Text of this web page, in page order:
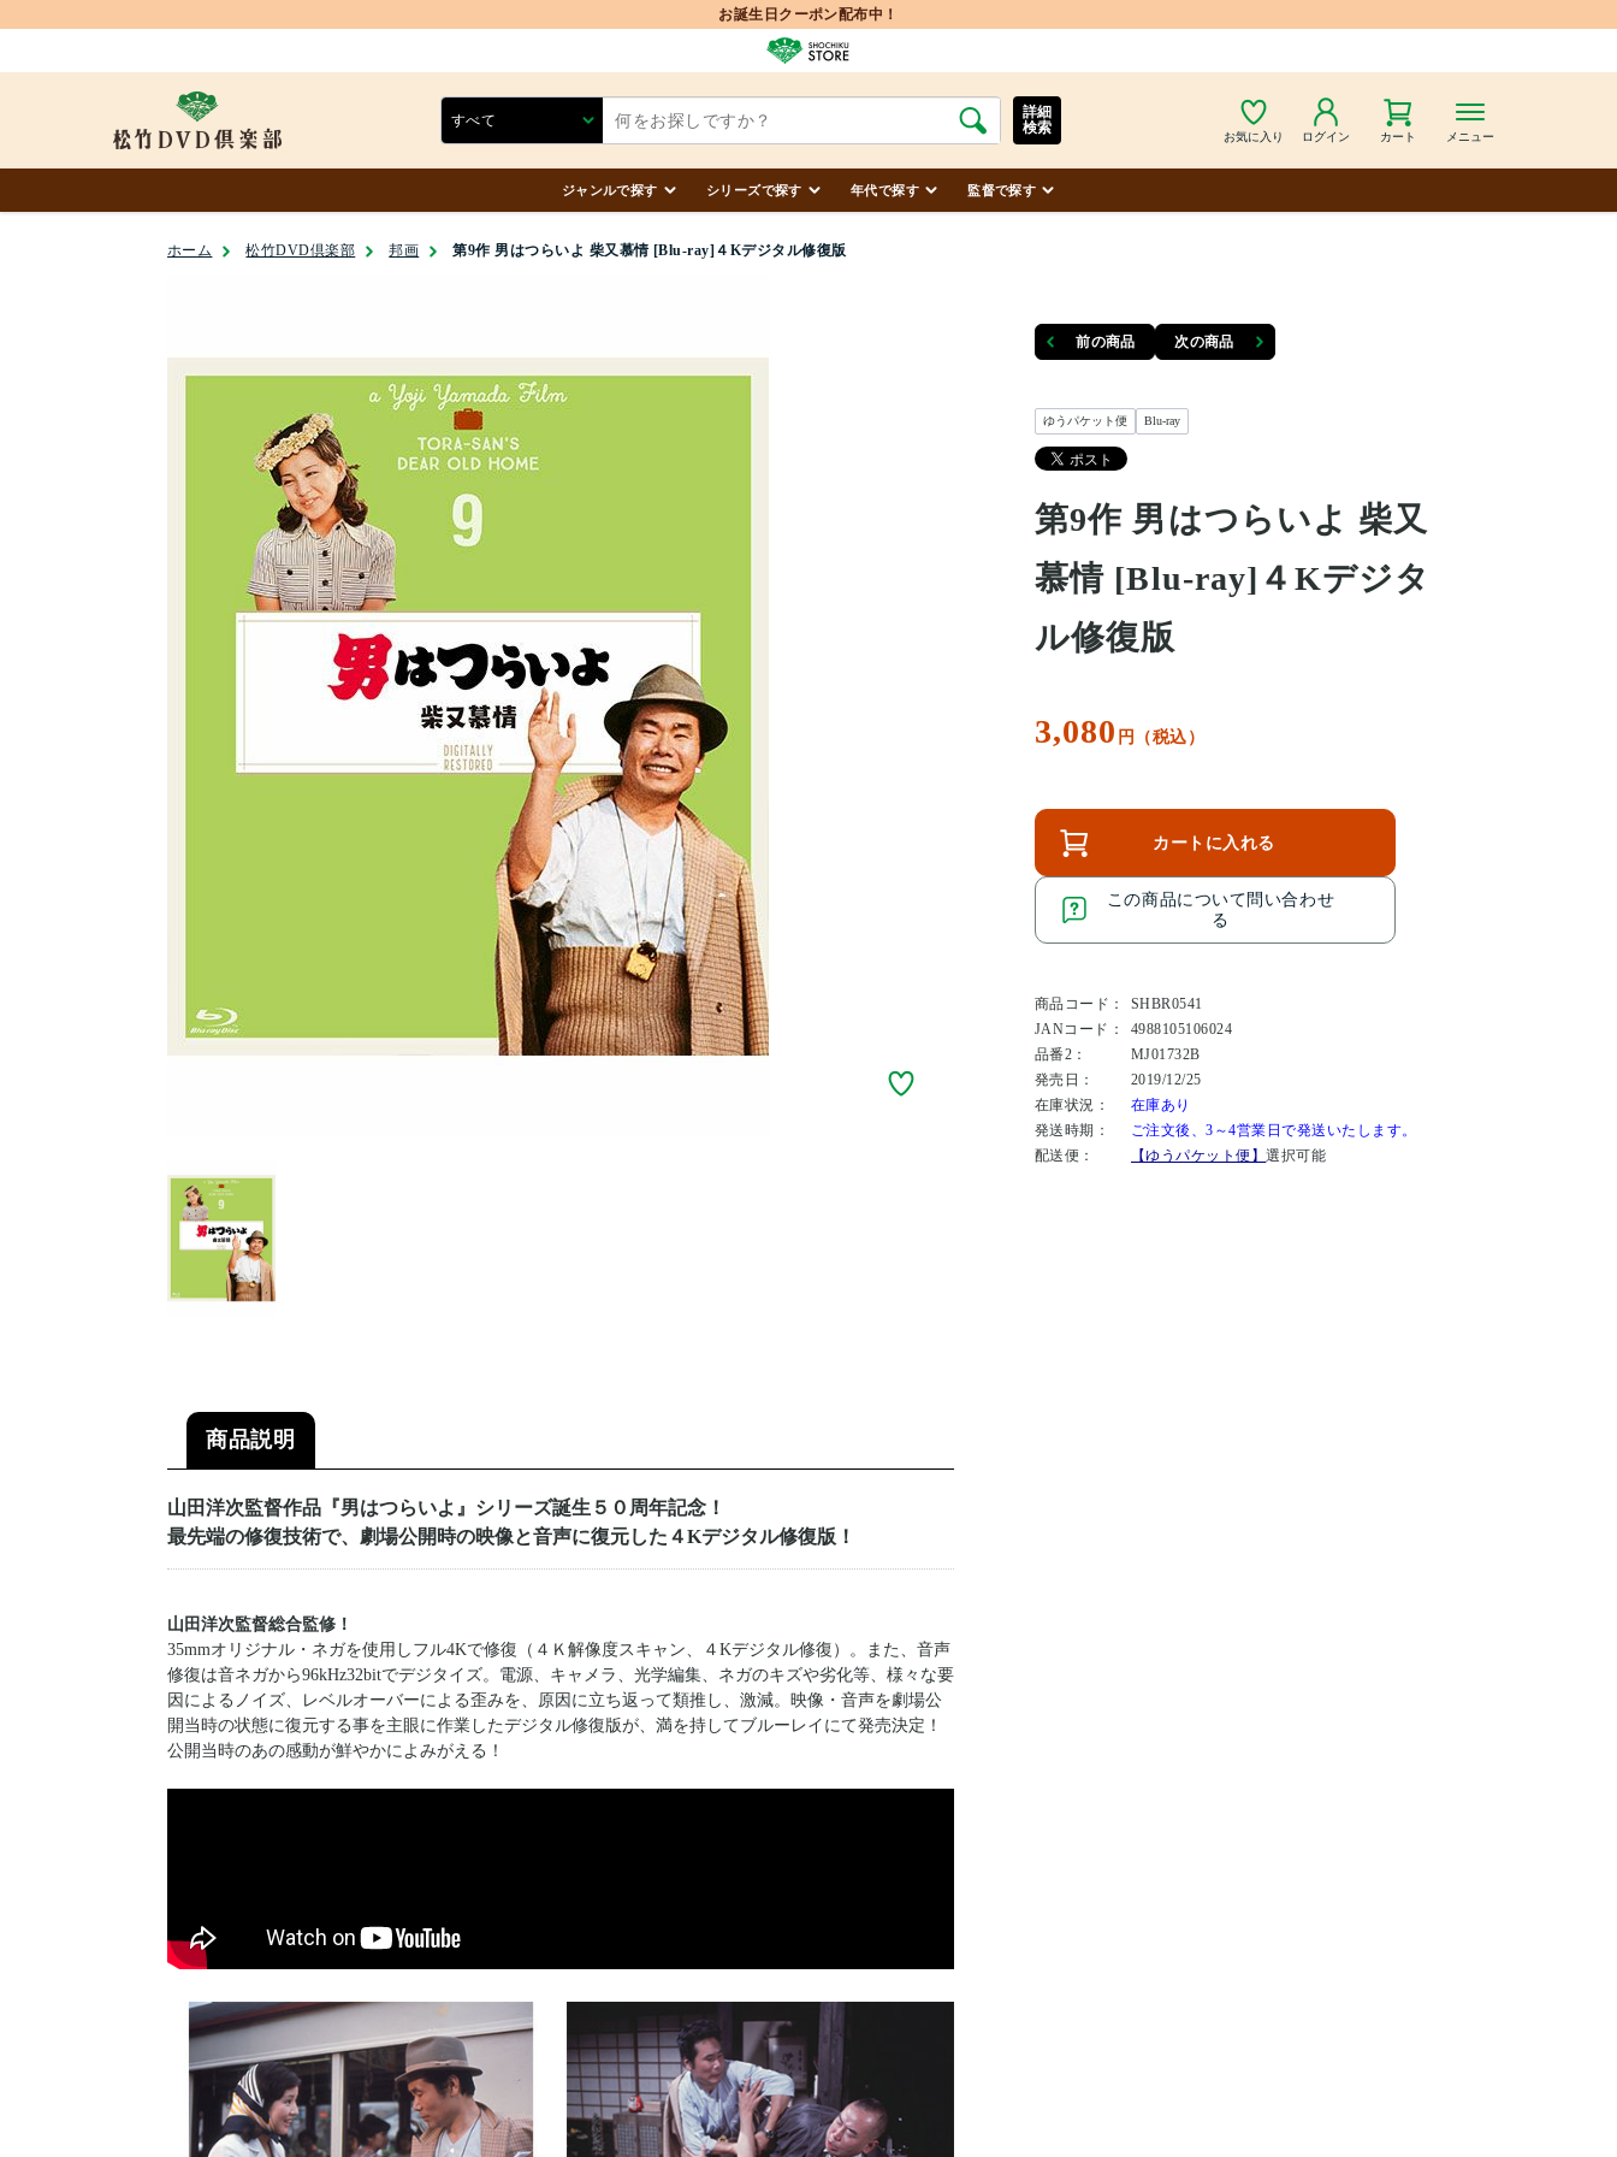
お気に入り ログイン カート メニュー
詳細
検索
ジャンルで探す シリーズで探す 年代で探す 監督で探す
ホーム 松竹DVD倶楽部 邦画 第9作 男はつらいよ 柴又慕情 [Blu-ray]４Kデジタル修復版
前の商品 次の商品
ゆうパケット便 Blu-ray
第9作 男はつらいよ 柴又
慕情 [Blu-ray]４Kデジタ
ル修復版
3,080 円（税込）
カートに入れる
この商品について問い合わせ
る
商品コード：
SHBR0541
JANコード：
4988105106024
品番2：
MJ01732B
発売日：
2019/12/25
在庫状況：
在庫あり
発送時期：
ご注文後、3～4営業日で発送いたします。
配送便：
【ゆうパケット便】選択可能
商品説明
山田洋次監督作品『男はつらいよ』シリーズ誕生５０周年記念！
最先端の修復技術で、劇場公開時の映像と音声に復元した４Kデジタル修復版！
山田洋次監督総合監修！
35mmオリジナル・ネガを使用しフル4Kで修復（４Ｋ解像度スキャン、４Kデジタル修復）。また、音声
修復は音ネガから96kHz32bitでデジタイズ。電源、キャメラ、光学編集、ネガのキズや劣化等、様々な要
因によるノイズ、レベルオーバーによる歪みを、原因に立ち返って類推し、激減。映像・音声を劇場公
開当時の状態に復元する事を主眼に作業したデジタル修復版が、満を持してブルーレイにて発売決定！
公開当時のあの感動が鮮やかによみがえる！